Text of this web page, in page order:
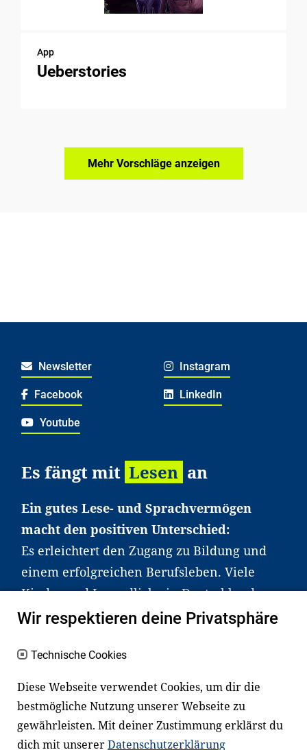
App
Ueberstories
Mehr Vorschläge anzeigen
Newsletter Instagram
Facebook LinkedIn
Youtube
Es fängt mit Lesen an
Ein gutes Lese- und Sprachvermögen
macht den positiven Unterschied:
Es erleichtert den Zugang zu Bildung und
einem erfolgreichen Berufsleben. Viele
Kinder und Jugendliche in Deutschland
haben aber große Schwierigkeiten dabei.
an Familien sowie an Erzieher*innen,
Lehrer*innen und andere
Fachexpert*innen. Dafür arbeiten wir eng
mit Ministerien, wissenschaftlichen
Einrichtungen, Verbänden, Unternehmen
Wir respektieren deine Privatsphäre
Technische Cookies
Diese Webseite verwendet Cookies, um dir die
bestmögliche Nutzung unserer Webseite zu
gewährleisten. Mit deiner Zustimmung erklärst du
dich mit unsererDatenschutzerklärung